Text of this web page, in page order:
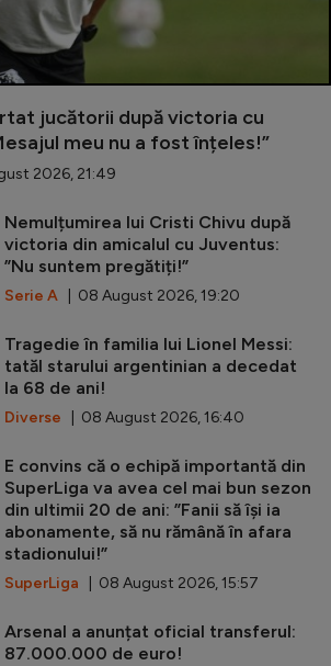
jucătorii după victoria cu
meu nu a fost înțeles!”
2026, 21:49
Nemulțumirea lui Cristi Chivu după
victoria din amicalul cu Juventus:
”Nu suntem pregătiți!”
Serie A | 08 August 2026, 19:20
Tragedie în familia lui Lionel Messi:
tatăl starului argentinian a decedat
la 68 de ani!
Diverse | 08 August 2026, 16:40
E convins că o echipă importantă din
SuperLiga va avea cel mai bun sezon
din ultimii 20 de ani: ”Fanii să își ia
abonamente, să nu rămână în afara
stadionului!”
SuperLiga | 08 August 2026, 15:57
Arsenal a anunțat oficial transferul:
87.000.000 de euro!